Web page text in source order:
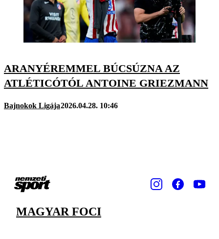
ARANYÉREMMEL BÚCSÚZNA AZ
ATLÉTICÓTÓL ANTOINE GRIEZMANN
Bajnokok Ligája2026.04.28. 10:46
MAGYAR FOCI